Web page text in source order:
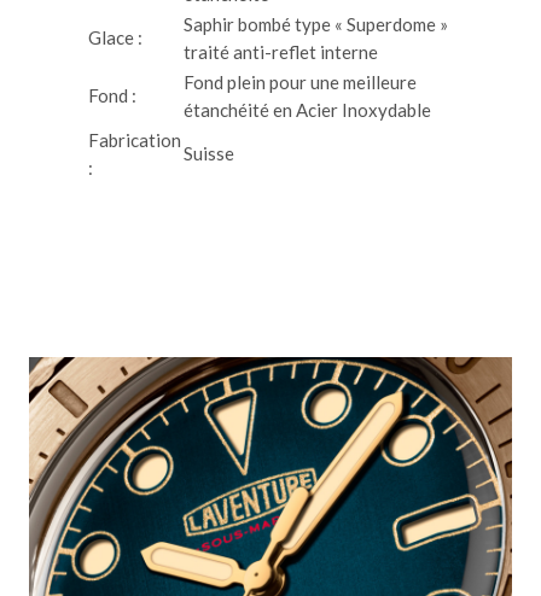
Glace :
Saphir bombé type « Superdome »
traité anti-reflet interne
Fond :
Fond plein pour une meilleure
étanchéité en Acier Inoxydable
Fabrication
:
Suisse